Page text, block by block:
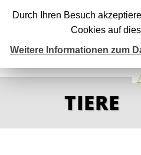
TIERE
Durch Ihren Besuch
Cookies auf
Weitere Informationen zum